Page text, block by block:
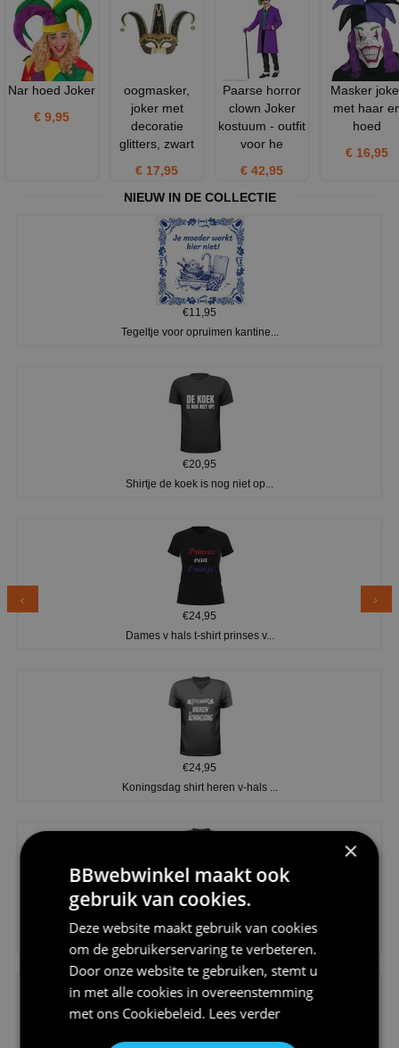
Nar hoed Joker
€ 9,95
oogmasker,
joker met
decoratie
glitters, zwart
€ 17,95
Paarse horror
clown Joker
kostuum - outfit
voor he
€ 42,95
Masker
met haar
hoed
€ 16,95
NIEUW IN DE COLLECTIE
€11,95
Tegeltje voor opruimen kantine...
€20,95
Shirtje de koek is nog niet op...
€24,95
Dames v hals t-shirt prinses v...
€24,95
Koningsdag shirt heren v-hals ...
V-hals shirt rood wit blauw st...
×
BBwebwinkel maakt ook
gebruik van cookies.
Deze website maakt gebruik van cookies
om de gebruikerservaring te verbeteren.
Door onze website te gebruiken, stemt u
in met alle cookies in overeenstemming
met ons Cookiebeleid. Lees verder